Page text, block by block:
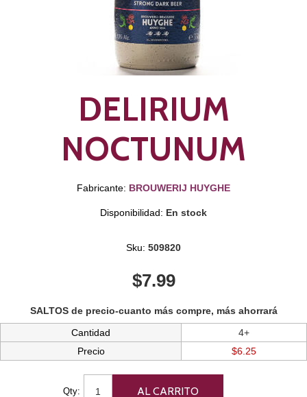
DELIRIUM
NOCTUNUM
Fabricante: BROUWERIJ HUYGHE
Disponibilidad: En stock
Sku: 509820
$7.99
SALTOS de precio-cuanto más compre, más ahorrará
Cantidad
4+
Precio
$6.25
Qty: